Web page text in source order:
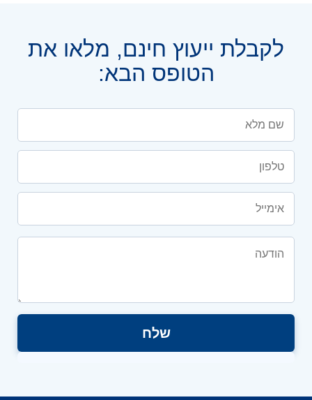
לקבלת ייעוץ חינם, מלאו את
הטופס הבא: